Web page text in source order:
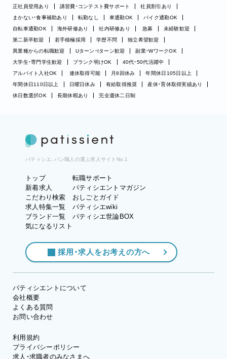
正社員登用あり
講習費・コンテスト費サポート
社員割引あり
まかない・食事補助あり
転勤なし 車通勤OK
バイク通勤OK
自転車通勤OK
海外研修あり 社内研修あり 急募
未経験歓迎
第二新卒歓迎
若手積極採用 学歴不問
独立希望歓迎
異業種からの転職歓迎
Uターン・Iターン歓迎
副業・WワークOK
大学生・専門学生歓迎
ブランク明けOK
40代・50代活躍中
アルバイト入社OK
連休取得可能 月8回休み
年間休日105日以上
年間休日110日以上
日曜日休み 有給取得推奨
産休・育休取得実績あり
休日数選択OK
長期休暇あり 完全週休二日制
パティシエ、パン職人の選ぶ求人サイトNo.1
トップ
新着求人
こだわり検索
求人特集一覧
ブランド一覧
気になるリスト
転職サポート
パティシエントマガジン
おしごとガイド
パティシエwiki
パティシエ世論BOX
採用・求人をお考えの方へ
パティシエントについて
会社概要
よくある質問
お問い合わせ
利用規約
プライバシーポリシー
求人・求職者のみなさまへ